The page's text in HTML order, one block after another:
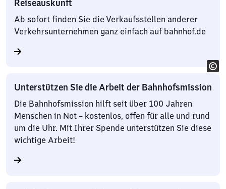
Reiseauskunft
Ab sofort finden Sie die Verkaufsstellen anderer
Verkehrsunternehmen ganz einfach auf bahnhof.de
Unterstützen Sie die Arbeit der Bahnhofsmission
Die Bahnhofsmission hilft seit über 100 Jahren
Menschen in Not – kostenlos, offen für alle und rund
um die Uhr. Mit Ihrer Spende unterstützen Sie diese
wichtige Arbeit!